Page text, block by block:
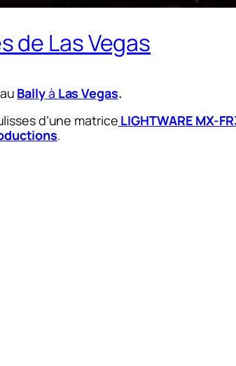
de Las Vegas
Ballyà Las Vegas.
d’une matrice LIGHTWARE MX-
.